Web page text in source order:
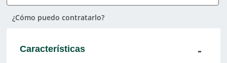
¿Cómo puedo contratarlo?
Características